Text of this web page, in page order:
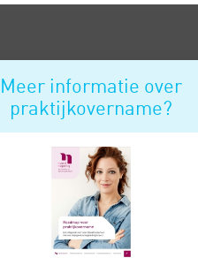
Meer informatie over
praktijkovername?